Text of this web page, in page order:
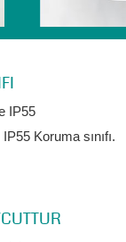
Koruma sınıfı.